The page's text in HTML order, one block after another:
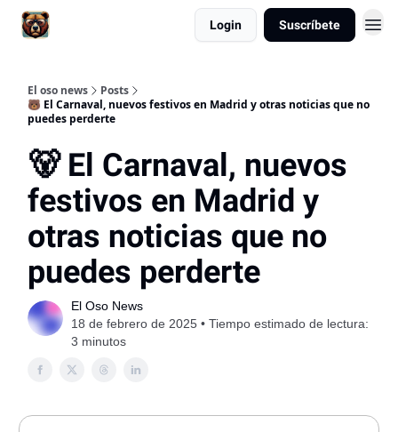
Login Suscríbete
El oso news
Posts
🐻 El Carnaval, nuevos festivos en Madrid y otras noticias que no
puedes perderte
🐻 El Carnaval, nuevos
festivos en Madrid y
otras noticias que no
puedes perderte
El Oso News
18 de febrero de 2025 • Tiempo estimado de lectura:
3 minutos